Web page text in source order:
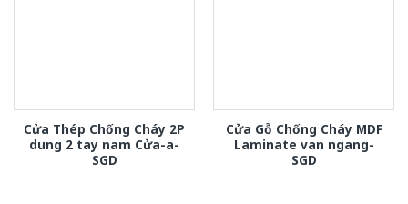
Cửa Thép Chống Cháy 2P
dung 2 tay nam Cửa-a-
SGD
Cửa Gỗ Chống Cháy MDF
Laminate van ngang-
SGD